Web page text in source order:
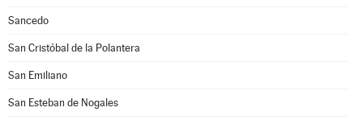
Sancedo
San Cristóbal de la Polantera
San Emiliano
San Esteban de Nogales